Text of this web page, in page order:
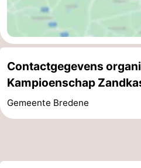
Zwin
Heist
Zeebrugge
-
Blankenberge
-
Wenduine
-
De
-
Contactgegevens
Kampioenschap
Gemeente Bredene